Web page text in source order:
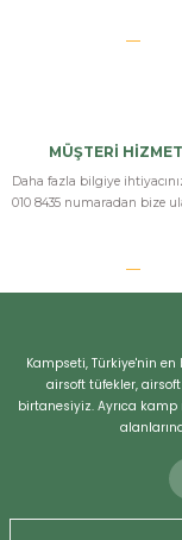
MÜŞTERİ
Daha fazla bilgiye
010 8435 numaradan bize
Kampseti, Türkiye'nin
airsoft tüfekler,
birtanesiyiz. Ayrıca